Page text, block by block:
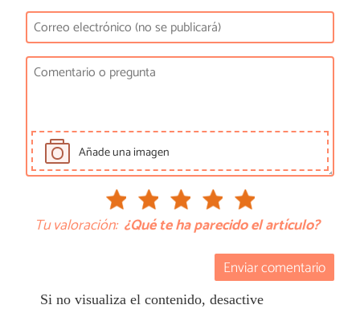
Añade una imagen
Tu valoración: ¿Qué te ha parecido el artículo?
Enviar comentario
Si no visualiza el contenido, desactive